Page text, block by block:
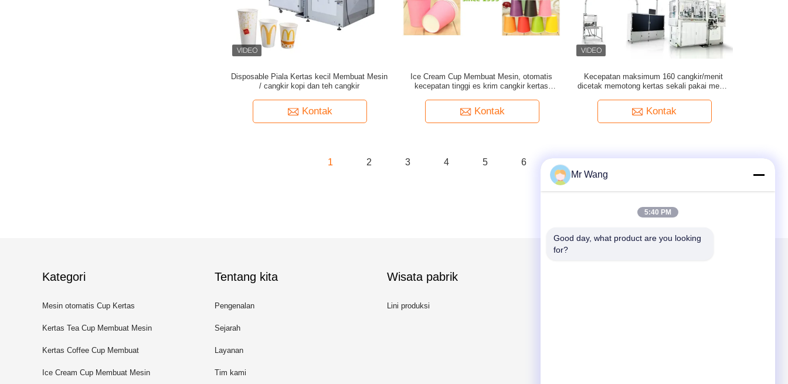
Disposable Piala Kertas kecil Membuat Mesin
/ cangkir kopi dan teh cangkir
Kontak
Ice Cream Cup Membuat Mesin, otomatis
kecepatan tinggi es krim cangkir kertas
Kontak
Kecepatan maksimum 160 cangkir/menit
dicetak memotong kertas sekali pakai mesin
Kontak
1 2 3 4 5 6
Kategori
Mesin otomatis Cup Kertas
Kertas Tea Cup Membuat Mesin
Kertas Coffee Cup Membuat
Mesin
Ice Cream Cup Membuat Mesin
Tentang kita
Pengenalan
Sejarah
Layanan
Tim kami
Wisata pabrik
Lini produksi
Mr Wang
5:40 PM
Good day, what product are you looking
for?